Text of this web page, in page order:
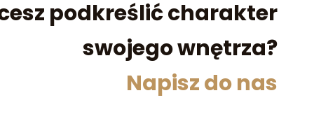
podkreślić charakter
swojego wnętrza?
Napisz do nas